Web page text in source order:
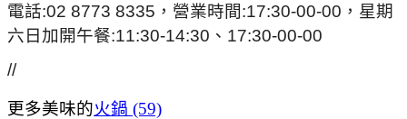
電話:02 8773 8335，營業時間:17:30-00-00，星期
六日加開午餐:11:30-14:30、17:30-00-00
//
更多美味的火鍋 (59)